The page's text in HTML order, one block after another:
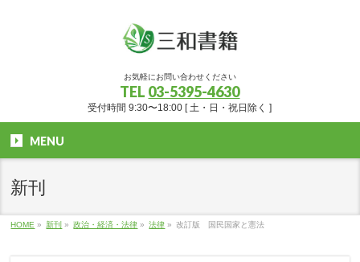
お気軽にお問い合わせください
TEL 03-5395-4630
受付時間 9:30〜18:00 [ 土・日・祝日除く ]
MENU
新刊
HOME » 新刊 » 政治・経済・法律 » 法律 » 改訂版 国民国家と憲法